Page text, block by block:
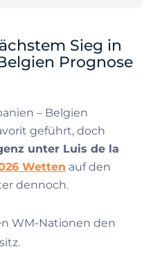
Sieg in
Prognose
– Belgien
geführt, doch
unter Luis de la
Wetten auf den
dennoch.
WM-Nationen den